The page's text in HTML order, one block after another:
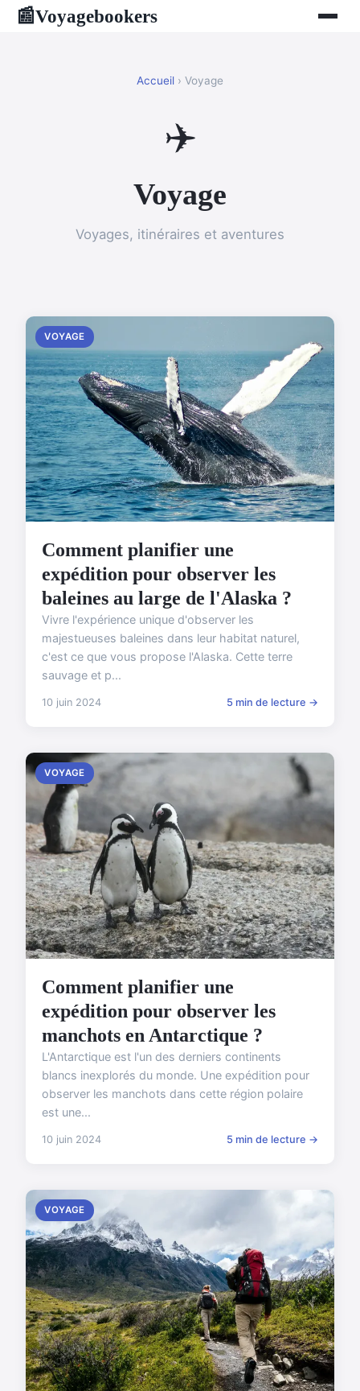
📰Voyagebookers
Accueil › Voyage
✈️
Voyage
Voyages, itinéraires et aventures
VOYAGE
Comment planifier une
expédition pour observer les
baleines au large de l'Alaska ?
Vivre l'expérience unique d'observer les
majestueuses baleines dans leur habitat naturel,
c'est ce que vous propose l'Alaska. Cette terre
sauvage et p...
10 juin 2024 5 min de lecture →
VOYAGE
Comment planifier une
expédition pour observer les
manchots en Antarctique ?
L'Antarctique est l'un des derniers continents
blancs inexplorés du monde. Une expédition pour
observer les manchots dans cette région polaire
est une...
10 juin 2024 5 min de lecture →
VOYAGE